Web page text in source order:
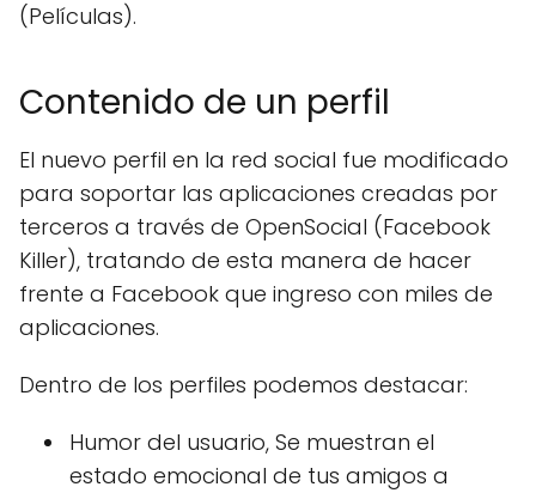
(Películas).
Contenido de un perfil
El nuevo perfil en la red social fue modificado
para soportar las aplicaciones creadas por
terceros a través de OpenSocial (Facebook
Killer), tratando de esta manera de hacer
frente a Facebook que ingreso con miles de
aplicaciones.
Dentro de los perfiles podemos destacar:
Humor del usuario, Se muestran el
estado emocional de tus amigos a